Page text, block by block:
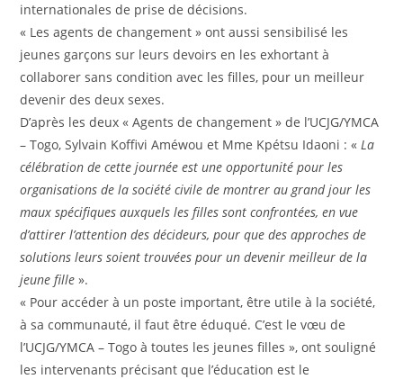
internationales de prise de décisions.
« Les agents de changement » ont aussi sensibilisé les
jeunes garçons sur leurs devoirs en les exhortant à
collaborer sans condition avec les filles, pour un meilleur
devenir des deux sexes.
D’après les deux « Agents de changement » de l’UCJG/YMCA
– Togo, Sylvain Koffivi Améwou et Mme Kpétsu Idaoni : «La
célébration de cette journée est une opportunité pour les
organisations de la société civile de montrer au grand jour les
maux spécifiques auxquels les filles sont confrontées, en vue
d’attirer l’attention des décideurs, pour que des approches de
solutions leurs soient trouvées pour un devenir meilleur de la
jeune fille ».
« Pour accéder à un poste important, être utile à la société,
à sa communauté, il faut être éduqué. C’est le vœu de
l’UCJG/YMCA – Togo à toutes les jeunes filles », ont souligné
les intervenants précisant que l’éducation est le